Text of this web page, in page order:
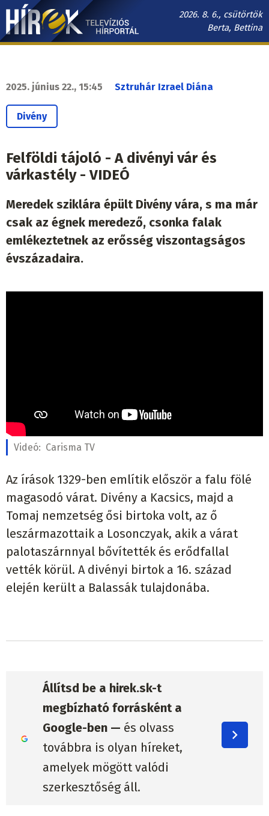
Ugrás
tartalomra
2026. 8. 6., csütörtök
Berta, Bettina
Hírek.sk
navigáció
2025. június 22., 15:45 Sztruhár Izrael Diána
Divény
Felföldi tájoló - A divényi vár és
várkastély - VIDEÓ
Meredek sziklára épült Divény vára, s ma már
csak az égnek meredező, csonka falak
emlékeztetnek az erősség viszontagságos
évszázadaira.
Videó: Carisma TV
Az írások 1329-ben említik először a falu fölé
magasodó várat. Divény a Kacsics, majd a
Tomaj nemzetség ősi birtoka volt, az ő
leszármazottaik a Losonczyak, akik a várat
palotaszárnnyal bővítették és erődfallal
vették körül. A divényi birtok a 16. század
elején került a Balassák tulajdonába.
Állítsd be a hirek.sk-t
megbízható forrásként a
Google-ben — és olvass
továbbra is olyan híreket,
amelyek mögött valódi
szerkesztőség áll.